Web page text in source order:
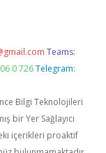
Teams:
0 726 Telegram:
Bilgi Teknolojileri
bir Yer Sağlayıcı
içerikleri proaktif